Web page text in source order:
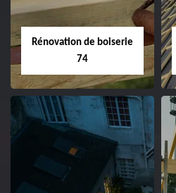
Rénovation de boiserie
74